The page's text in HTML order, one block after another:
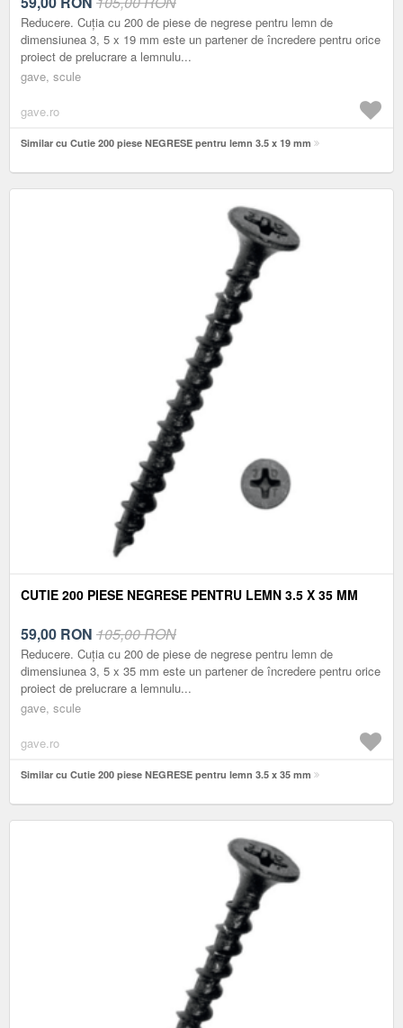
Reducere. Cuția cu 200 de piese de negrese pentru lemn de
dimensiunea 3, 5 x 19 mm este un partener de încredere pentru orice
proiect de prelucrare a lemnulu...
gave, scule
gave.ro
Similar cu Cutie 200 piese NEGRESE pentru lemn 3.5 x 19 mm
CUTIE 200 PIESE NEGRESE PENTRU LEMN 3.5 X 35 MM
59,00 RON 105,00 RON
Reducere. Cuția cu 200 de piese de negrese pentru lemn de
dimensiunea 3, 5 x 35 mm este un partener de încredere pentru orice
proiect de prelucrare a lemnulu...
gave, scule
gave.ro
Similar cu Cutie 200 piese NEGRESE pentru lemn 3.5 x 35 mm